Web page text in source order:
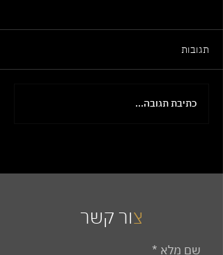
מחדשים את כיור האמבטיה?
תגובות
כתיבת תגובה...
צור קשר